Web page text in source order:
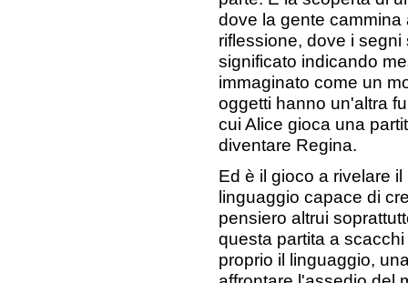
dove la gente
riflessione, dove i
significato indicando
immaginato come un
oggetti hanno un'altra
cui Alice gioca una
diventare Regina.
Ed è il gioco a rivelare
linguaggio capace di
pensiero altrui
questa partita a
proprio il linguaggio,